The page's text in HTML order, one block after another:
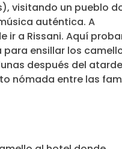
visitando un pueblo
auténtica. A
a Rissani. Aquí
ensillar los
después del
nómada entre las